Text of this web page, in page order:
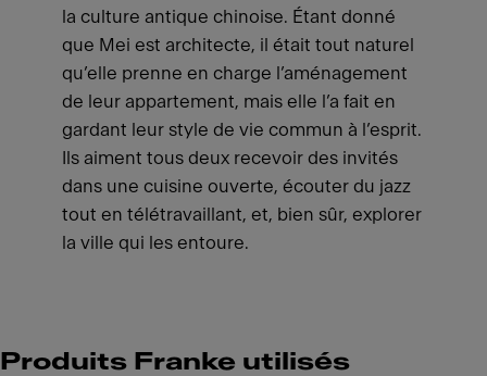
la culture antique chinoise. Étant donné
que Mei est architecte, il était tout naturel
qu’elle prenne en charge l’aménagement
de leur appartement, mais elle l’a fait en
gardant leur style de vie commun à l’esprit.
Ils aiment tous deux recevoir des invités
dans une cuisine ouverte, écouter du jazz
tout en télétravaillant, et, bien sûr, explorer
la ville qui les entoure.
Produits Franke utilisés